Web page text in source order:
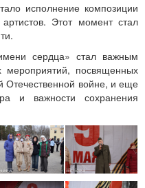
исполнение композиции
Этот момент стал
сердца» стал важным
мероприятий, посвященных
войне, и еще
и важности сохранения